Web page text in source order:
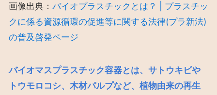
画像出典： バイオプラスチックとは？ | プラスチッ
クに係る資源循環の促進等に関する法律(プラ新法)
の普及啓発ページ
バイオマスプラスチック容器とは、サトウキビや
トウモロコシ、木材パルプなど、植物由来の再生